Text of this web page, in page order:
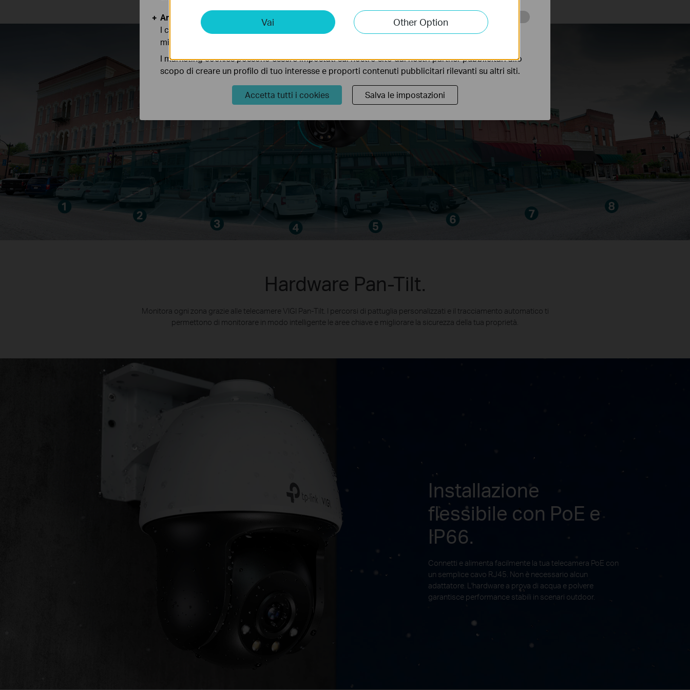
Hardware Pan-Tilt.
Monitora ogni zona grazie alle telecamere VIGI Pan-Tilt. I percorsi di pattuglia personalizzati e il tracciamento automatico ti
permettono di monitorare in modo intelligente le aree chiave e migliorare la sicurezza della tua proprietà.
Installazione
flessibile con PoE e
IP66.
Connetti e alimenta facilmente la tua telecamera PoE con
un semplice cavo RJ45. Non è necessario alcun
adattatore. L'hardware a prova di acqua e polvere
garantisce performance stabili in scenari outdoor.
Vai Other Option
Analytics e Marketing Cookies
I cookies analitici ci permettono di analizzare le tue attività sul nostro sito allo scopo di
migliorarne le funzionalità.
I marketing cookies possono essere impostati sul nostro sito dai nostri partner pubblicitari allo
scopo di creare un profilo di tuo interesse e proporti contenuti pubblicitari rilevanti su altri siti.
Accetta tutti i cookies Salva le impostazioni